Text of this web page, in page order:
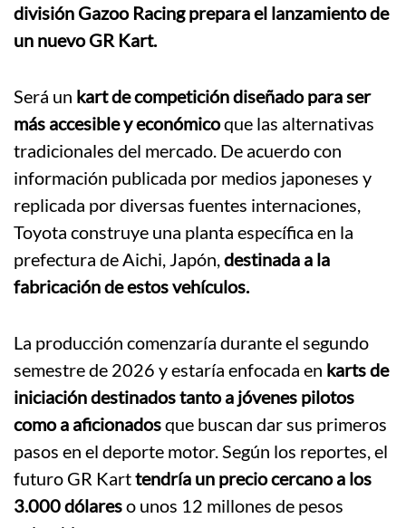
división Gazoo Racing prepara el lanzamiento de
un nuevo GR Kart.
Será un kart de competición diseñado para ser
más accesible y económicoque las alternativas
tradicionales del mercado. De acuerdo con
información publicada por medios japoneses y
replicada por diversas fuentes internaciones,
Toyota construye una planta específica en la
prefectura de Aichi, Japón,destinada a la
fabricación de estos vehículos.
La producción comenzaría durante el segundo
semestre de 2026 y estaría enfocada en karts de
iniciación destinados tanto a jóvenes pilotos
como a aficionadosque buscan dar sus primeros
pasos en el deporte motor. Según los reportes, el
futuro GR Karttendría un precio cercano a los
3.000 dólareso unos 12 millones de pesos